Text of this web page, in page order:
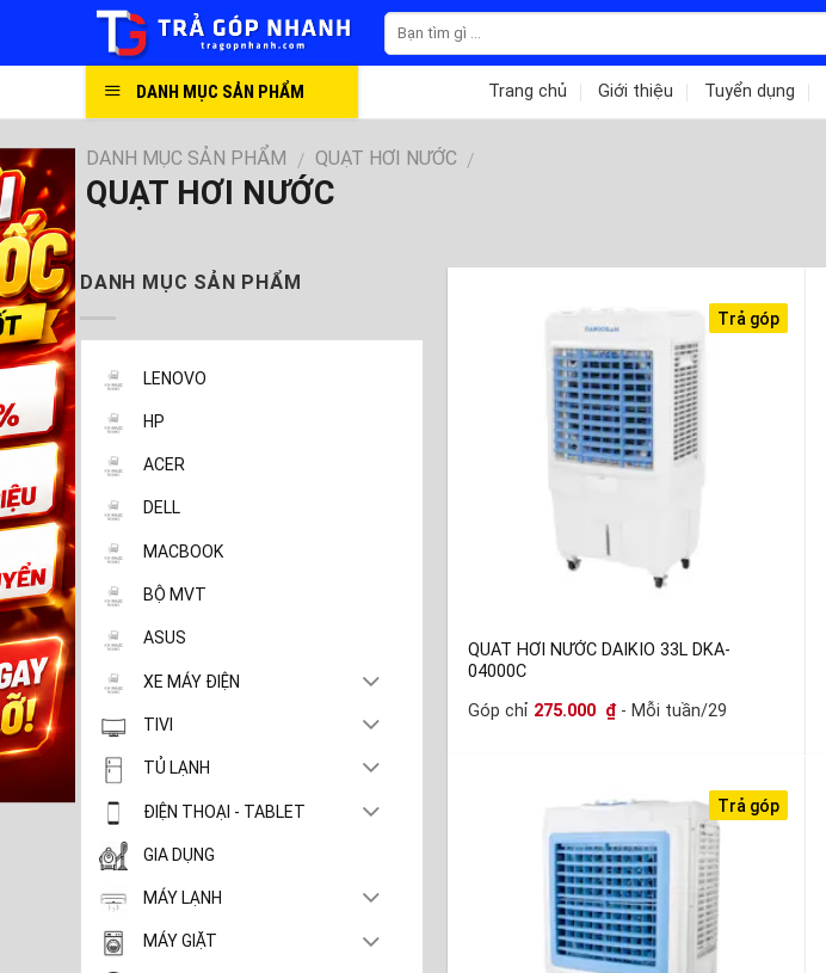
DANH MỤC SẢN PHẨM Trang chủ Giới thiệu Tuyển dụng
DANH MỤC SẢN PHẨM / QUẠT HƠI NƯỚC /
QUẠT HƠI NƯỚC
DANH MỤC SẢN PHẨM
LENOVO
HP
ACER
DELL
MACBOOK
BỘ MVT
ASUS
XE MÁY ĐIỆN
TIVI
TỦ LẠNH
ĐIỆN THOẠI - TABLET
GIA DỤNG
MÁY LẠNH
MÁY GIẶT
Trả góp
QUAT HƠI NƯỚC DAIKIO 33L DKA-
04000C
Góp chỉ 275.000 ₫ - Mỗi tuần/29
Trả góp